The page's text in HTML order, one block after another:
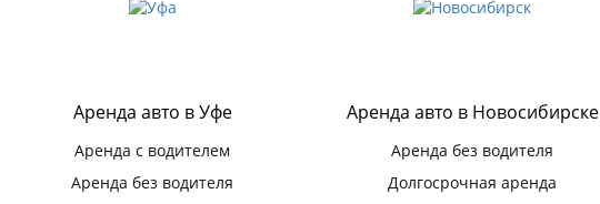
Аренда авто в Уфе
Аренда с водителем
Аренда без водителя
Аренда авто в Новосибирске
Аренда без водителя
Долгосрочная аренда